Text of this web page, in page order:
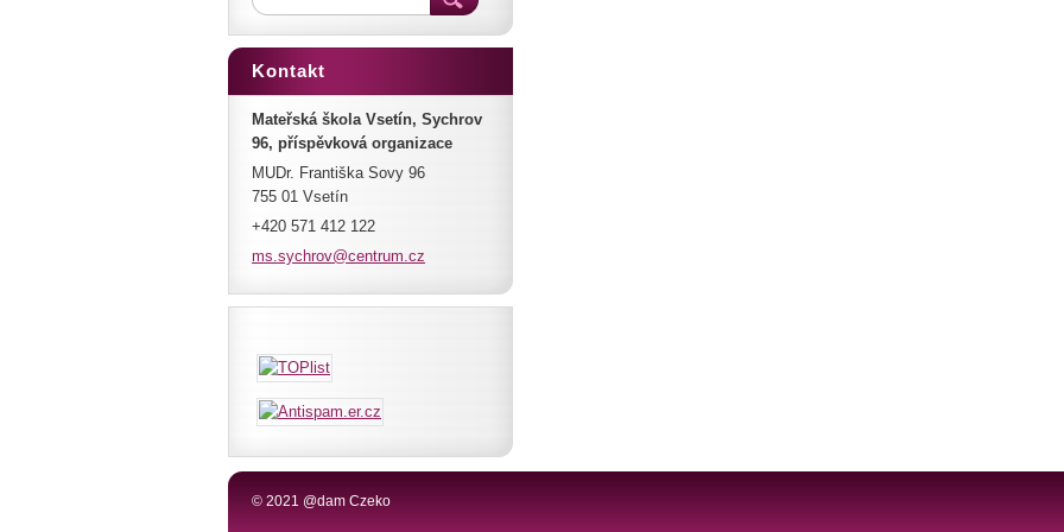
Kontakt
Mateřská škola Vsetín, Sychrov
96, příspěvková organizace
MUDr. Františka Sovy 96
755 01 Vsetín
+420 571 412 122
ms.sychrov@centrum.cz
© 2021 @dam Czeko